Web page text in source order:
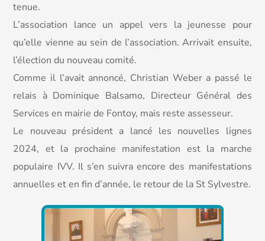
tenue.
L’association lance un appel vers la jeunesse pour
qu’elle vienne au sein de l’association. Arrivait ensuite,
l’élection du nouveau comité.
Comme il l’avait annoncé, Christian Weber a passé le
relais à Dominique Balsamo, Directeur Général des
Services en mairie de Fontoy, mais reste assesseur.
Le nouveau président a lancé les nouvelles lignes
2024, et la prochaine manifestation est la marche
populaire IVV. Il s’en suivra encore des manifestations
annuelles et en fin d’année, le retour de la St Sylvestre.